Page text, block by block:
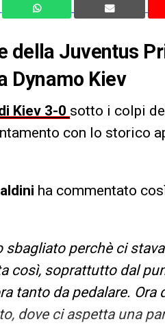
della Juventus
Dynamo Kiev
Kiev 3-0 sotto i colpi
con lo storico
ha commentato
perchè ci
così, soprattutto dal
tanto da pedalare. Ora
dove ci aspetta una